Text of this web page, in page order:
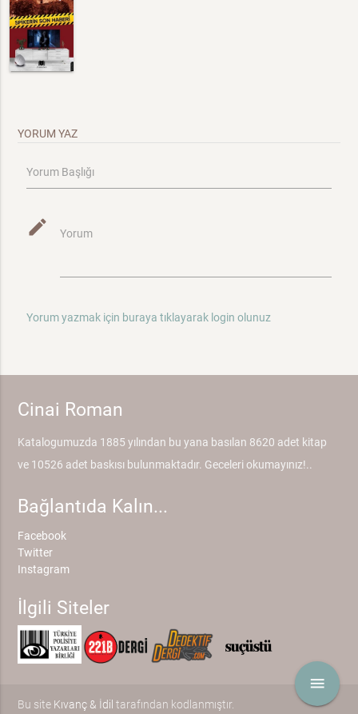
menu
YORUM YAZ
Yorum Başlığı
mode_edit Yorum
Yorum yazmak için buraya tıklayarak login olunuz
Cinai Roman
Katalogumuzda 1885 yılından bu yana basılan 8620 adet kitap
ve 10526 adet baskısı bulunmaktadır. Geceleri okumayınız!..
Bağlantıda Kalın...
Facebook
Twitter
Instagram
İlgili Siteler
Bu site Kıvanç & İdil tarafından kodlanmıştır.